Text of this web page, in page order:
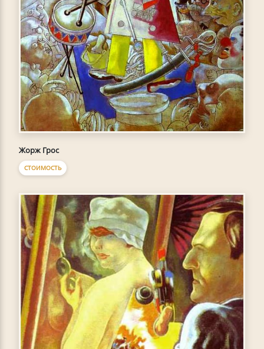
Жорж Грос
СТОИМОСТЬ